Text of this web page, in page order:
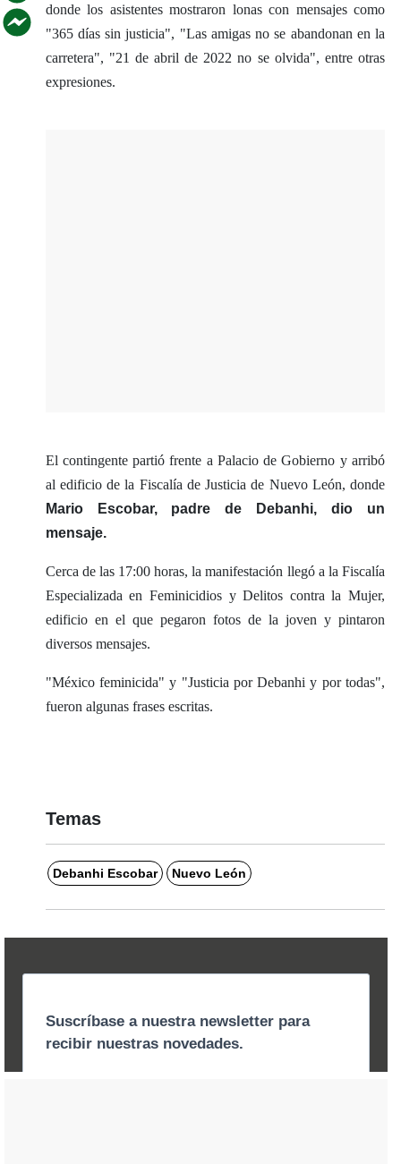
donde los asistentes mostraron lonas con mensajes como
"365 días sin justicia", "Las amigas no se abandonan en la
carretera", "21 de abril de 2022 no se olvida", entre otras
expresiones.
El contingente partió frente a Palacio de Gobierno y arribó
al edificio de la Fiscalía de Justicia de Nuevo León, donde
Mario Escobar, padre de Debanhi, dio un
mensaje.
Cerca de las 17:00 horas, la manifestación llegó a la Fiscalía
Especializada en Feminicidios y Delitos contra la Mujer,
edificio en el que pegaron fotos de la joven y pintaron
diversos mensajes.
"México feminicida" y "Justicia por Debanhi y por todas",
fueron algunas frases escritas.
Temas
Debanhi Escobar Nuevo León